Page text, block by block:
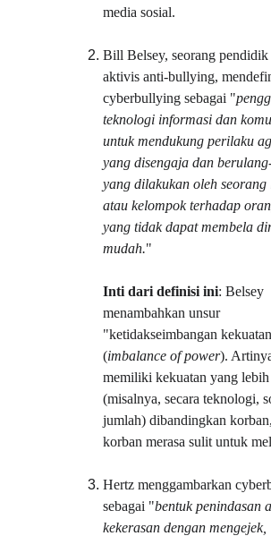
media sosial.
Bill Belsey, seorang pendidik
aktivis anti-bullying,
cyberbullying sebagai "
teknologi informasi dan
untuk mendukung perilaku
yang disengaja dan
yang dilakukan oleh
atau kelompok terhadap
yang tidak dapat membela
mudah."
Inti dari definisi ini: Belsey
menambahkan unsur
"ketidakseimbangan
(imbalance of power).
memiliki kekuatan yang lebih
(misalnya, secara teknologi,
jumlah) dibandingkan
korban merasa sulit untuk
Hertz menggambarkan
sebagai "bentuk penindasan
kekerasan dengan mengejek,